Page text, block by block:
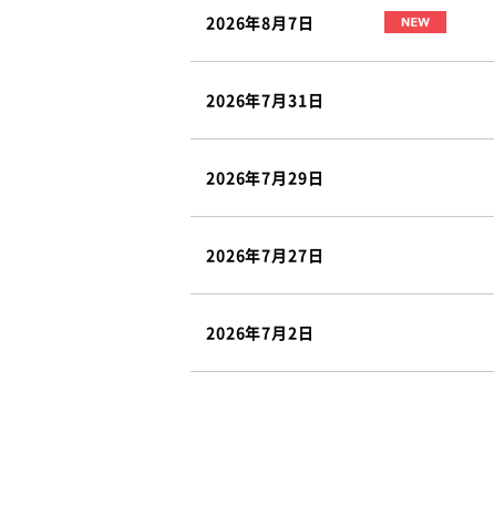
2026年8月7日
2026年7月31日
2026年7月29日
2026年7月27日
2026年7月2日